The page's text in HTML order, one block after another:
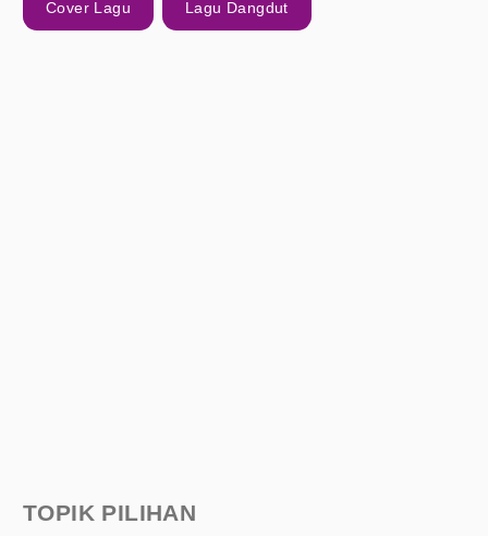
Cover Lagu Lagu Dangdut
TOPIK PILIHAN